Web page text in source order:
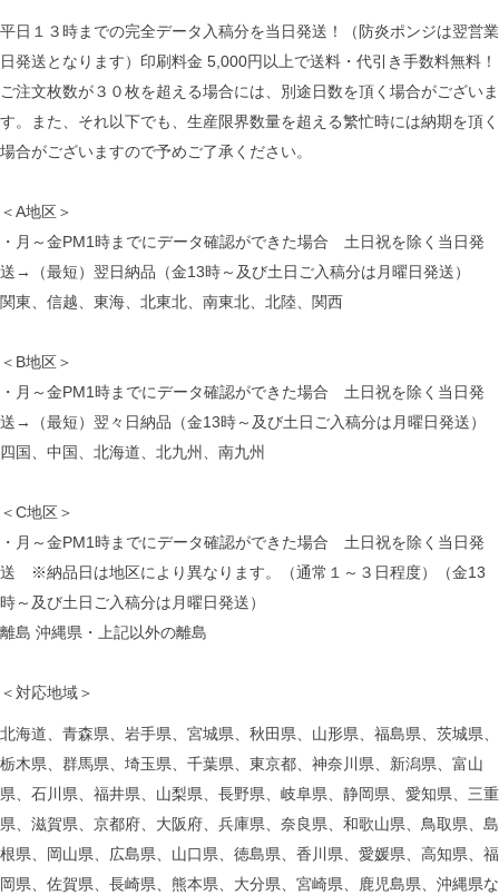
平日１３時までの完全データ入稿分を当日発送！（防炎ポンジは翌営業
日発送となります）印刷料金 5,000円以上で送料・代引き手数料無料！
ご注文枚数が３０枚を超える場合には、別途日数を頂く場合がございま
す。また、それ以下でも、生産限界数量を超える繁忙時には納期を頂く
場合がございますので予めご了承ください。
＜A地区＞
・月～金PM1時までにデータ確認ができた場合 土日祝を除く当日発
送→（最短）翌日納品（金13時～及び土日ご入稿分は月曜日発送）
関東、信越、東海、北東北、南東北、北陸、関西
＜B地区＞
・月～金PM1時までにデータ確認ができた場合 土日祝を除く当日発
送→（最短）翌々日納品（金13時～及び土日ご入稿分は月曜日発送）
四国、中国、北海道、北九州、南九州
＜C地区＞
・月～金PM1時までにデータ確認ができた場合 土日祝を除く当日発
送 ※納品日は地区により異なります。（通常１～３日程度）（金13
時～及び土日ご入稿分は月曜日発送）
離島 沖縄県・上記以外の離島
＜対応地域＞
北海道、青森県、岩手県、宮城県、秋田県、山形県、福島県、茨城県、
栃木県、群馬県、埼玉県、千葉県、東京都、神奈川県、新潟県、富山
県、石川県、福井県、山梨県、長野県、岐阜県、静岡県、愛知県、三重
県、滋賀県、京都府、大阪府、兵庫県、奈良県、和歌山県、鳥取県、島
根県、岡山県、広島県、山口県、徳島県、香川県、愛媛県、高知県、福
岡県、佐賀県、長崎県、熊本県、大分県、宮崎県、鹿児島県、沖縄県な